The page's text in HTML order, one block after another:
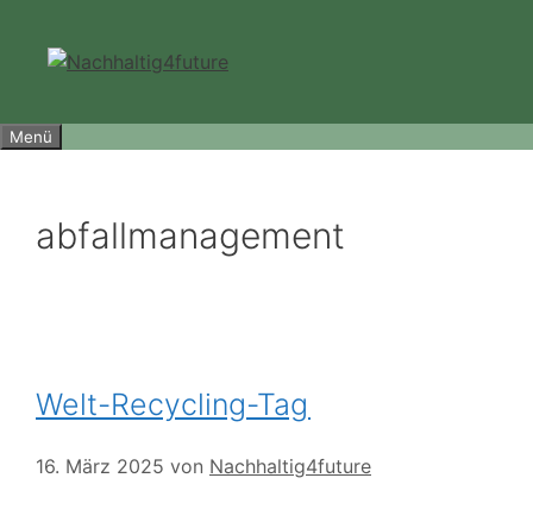
springen
Menü
abfallmanagement
Welt-Recycling-Tag
16. März 2025 von Nachhaltig4future